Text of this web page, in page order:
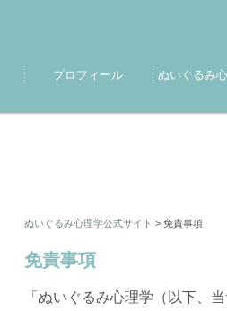
プロフィール ぬいぐるみ
ぬいぐるみ心理学公式サイト > 免責事項
免責事項
「ぬいぐるみ心理学（以下、